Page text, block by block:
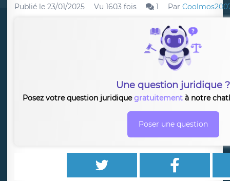
Publié le 23/01/2025 Vu 1603 fois 1 Par
Une question juridique ?
Posez votre question juridiquegratuitement à notre
Poser une question